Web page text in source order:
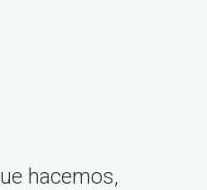
hacemos,